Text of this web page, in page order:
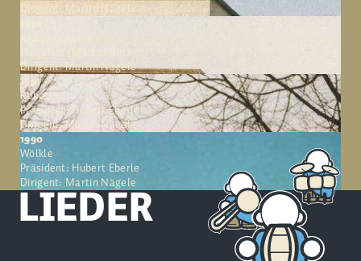
Dirigent: Martin Nägele
Dirigent: Martin Nägele
1991
Roboter
Präsident: Hubert Eberle
Dirigent: Martin Nägele
1990
Wölkle
Präsident: Hubert Eberle
Dirigent: Martin Nägele
LIEDER